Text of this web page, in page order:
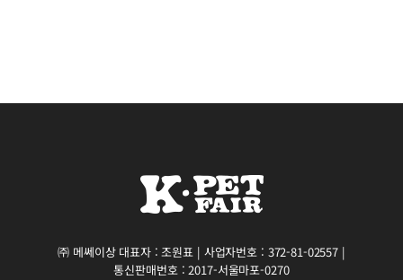
㈜ 메쎄이상 대표자 : 조원표 | 사업자번호 : 372-81-02557 |
통신판매번호 : 2017-서울마포-0270